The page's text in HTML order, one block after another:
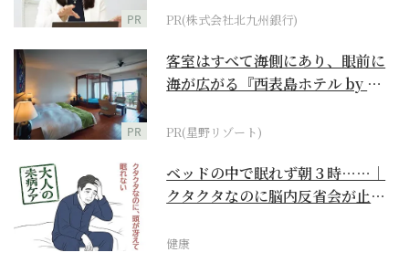
PR PR(株式会社北九州銀行)
PR
客室はすべて海側にあり、眼前に
海が広がる『西表島ホテル by 星
PR(星野リゾート)
ベッドの中で眠れず朝３時……｜
クタクタなのに脳内反省会が止ま
健康